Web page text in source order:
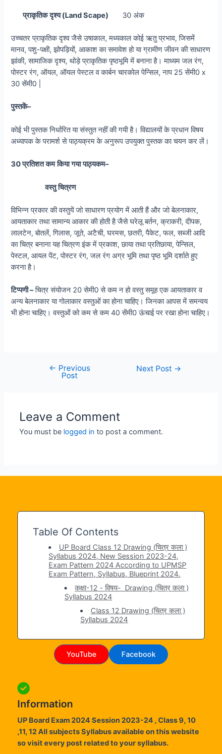
प्राकृतिक दृश्य(Land Scape) 30 अंक
उच्चतर प्राकृतिक दृश्व जैसे उषाकाल, मध्यकाल कोई ऋतु प्रभाव, जिसमें
मानव, पशु-पक्षी, झोपड़ियों, आकाश का समावेश हो या ग्रामीण जीवन की साधारण
झांकी, सामाजिक दृश्य, थोड़े प्राकृतिक पृष्ठभूमि में बनाना है। माध्यम जल रंग,
पोस्टर रंग, ऑयल, ऑयल पेस्टल व कार्बन चारकोल पेन्सिल, नाप 25 सेंमी0 x
30 सेंमी0 |
पुस्तकें–
कोई भी पुस्तक निर्धारित या संस्तुत नहीं की गयी है। विद्यालयों के प्रधान विषय
अध्यापक के परामर्श से पाठ्यक्रम के अनुरूप उपयुक्त पुस्तक का चयन कर लें।
30प्रतिशत कम किया गया पाठ्यकम–
वस्तु चित्रण
विभिन्न प्रकार की वस्तुयें जो साधारण प्रयोग में आती हैं और जो बेलनाकार,
आयताकार तथा सामान्य आकार की होती है जैसे घरेलू बर्तन, क्राकरी, दीपक,
लालटेन, बोतलें, गिलास, जूते, अटैची, घरमस, छतरी, पैकेट, फल, सब्जी आदि
का चित्र बनाना यह चित्रण इंक में प्रकाश, छाया तथा प्रतिछाया, पेन्सिल,
पेस्टल, आयल पेंट, पोस्टर रंग, जल रंग अग्र भूमि तथा पृष्ठ भूमि दर्शाते हुए
करना है।
टिप्पणी–चित्र संयोजन 20 सेमी0 से कम न हो वस्तु समूह एक आयताकार व
अन्य बेलनाकार या गोलाकार वस्तुओं का होना चाहिए। जिनका आपस में समन्वय
भी होना चाहिए। वस्तुओं को कम से कम 40 सेंमी0 ऊंचाई पर रखा होना चाहिए।
navigation
← Previous
Post
Next Post →
Leave a Comment
You must be logged in to post a comment.
Table Of Contents
UP Board Class 12 Drawing (चित्र कला )
Syllabus 2024, New Session 2023-24,
Exam Pattern 2024 According to UPMSP
Exam Pattern, Syllabus, Blueprint 2024.
कक्षा-12 - विषय- Drawing (चित्र कला )
Syllabus 2024
Class 12 Drawing (चित्र कला )
Syllabus 2024
YouTube Facebook
Information
UP Board Exam 2024 Session 2023-24 , Class 9, 10
,11, 12 All subjects Syllabus available on this website
so visit every post related to your syllabus.